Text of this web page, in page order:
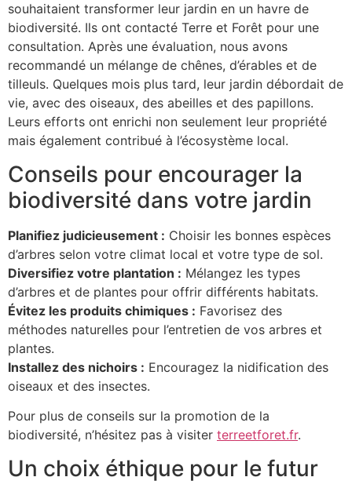
souhaitaient transformer leur jardin en un havre de
biodiversité. Ils ont contacté Terre et Forêt pour une
consultation. Après une évaluation, nous avons
recommandé un mélange de chênes, d’érables et de
tilleuls. Quelques mois plus tard, leur jardin débordait de
vie, avec des oiseaux, des abeilles et des papillons.
Leurs efforts ont enrichi non seulement leur propriété
mais également contribué à l’écosystème local.
Conseils pour encourager la
biodiversité dans votre jardin
Planifiez judicieusement : Choisir les bonnes espèces
d’arbres selon votre climat local et votre type de sol.
Diversifiez votre plantation : Mélangez les types
d’arbres et de plantes pour offrir différents habitats.
Évitez les produits chimiques : Favorisez des
méthodes naturelles pour l’entretien de vos arbres et
plantes.
Installez des nichoirs : Encouragez la nidification des
oiseaux et des insectes.
Pour plus de conseils sur la promotion de la
biodiversité, n’hésitez pas à visiter terreetforet.fr.
Un choix éthique pour le futur